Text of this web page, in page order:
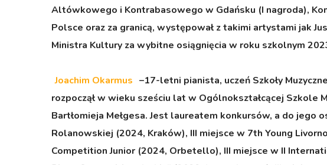
Altówkowego i Kontrabasowego w Gdańsku (I nagroda),
Polsce oraz za granicą, występował z takimi artystami jak
Ministra Kultury za wybitne osiągnięcia w roku szkolnym
Joachim Okarmus –17-letni pianista, uczeń Szkoły
rozpoczął w wieku sześciu lat w Ogólnokształcącej Szkole
Bartłomieja Mełgesa. Jest laureatem konkursów, a do
Rolanowskiej (2024, Kraków), III miejsce w 7th Young
Competition Junior (2024, Orbetello), III miejsce w II